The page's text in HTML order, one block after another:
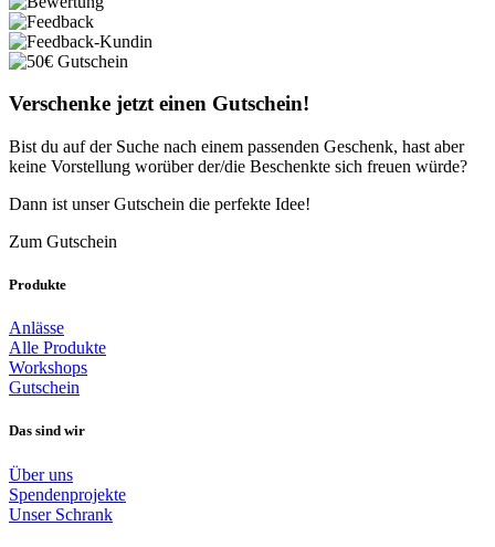
Verschenke jetzt einen Gutschein!
Bist du auf der Suche nach einem passenden Geschenk, hast aber
keine Vorstellung worüber der/die Beschenkte sich freuen würde?
Dann ist unser Gutschein die perfekte Idee!
Zum Gutschein
Produkte
Anlässe
Alle Produkte
Workshops
Gutschein
Das sind wir
Über uns
Spendenprojekte
Unser Schrank